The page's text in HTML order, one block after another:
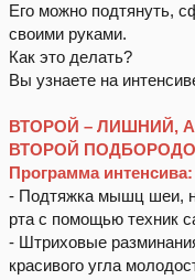
Его можно подтянуть,
своими руками.
Как это делать?
Вы узнаете на
ВТОРОЙ – ЛИШНИЙ,
ВТОРОЙ
Программа интенсива:
- Подтяжка мышц шеи,
рта с помощью техник
- Штриховые
красивого угла